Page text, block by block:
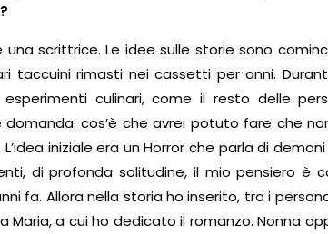
?
scrittrice. Le idee sulle storie sono
taccuini rimasti nei cassetti per anni.
culinari, come il resto delle
cos’è che avrei potuto fare che
iniziale era un Horror che parla di
di profonda solitudine, il mio pensiero è
fa. Allora nella storia ho inserito, tra i
Maria, a cui ho dedicato il romanzo. Nonna